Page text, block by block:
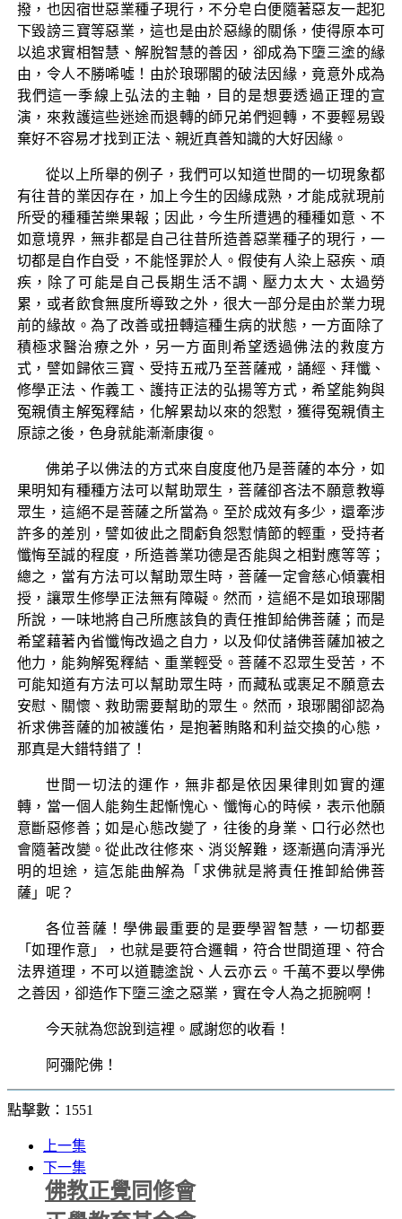
撥，也因宿世惡業種子現行，不分皂白便隨著惡友一起犯
下毀謗三寶等惡業，這也是由於惡緣的關係，使得原本可
以追求實相智慧、解脫智慧的善因，卻成為下墮三塗的緣
由，令人不勝唏噓！由於琅琊閣的破法因緣，竟意外成為
我們這一季線上弘法的主軸，目的是想要透過正理的宣
演，來救護這些迷途而退轉的師兄弟們迴轉，不要輕易毀
棄好不容易才找到正法、親近真善知識的大好因緣。
從以上所舉的例子，我們可以知道世間的一切現象都
有往昔的業因存在，加上今生的因緣成熟，才能成就現前
所受的種種苦樂果報；因此，今生所遭遇的種種如意、不
如意境界，無非都是自己往昔所造善惡業種子的現行，一
切都是自作自受，不能怪罪於人。假使有人染上惡疾、頑
疾，除了可能是自己長期生活不調、壓力太大、太過勞
累，或者飲食無度所導致之外，很大一部分是由於業力現
前的緣故。為了改善或扭轉這種生病的狀態，一方面除了
積極求醫治療之外，另一方面則希望透過佛法的救度方
式，譬如歸依三寶、受持五戒乃至菩薩戒，誦經、拜懺、
修學正法、作義工、護持正法的弘揚等方式，希望能夠與
冤親債主解冤釋結，化解累劫以來的怨懟，獲得冤親債主
原諒之後，色身就能漸漸康復。
佛弟子以佛法的方式來自度度他乃是菩薩的本分，如
果明知有種種方法可以幫助眾生，菩薩卻吝法不願意教導
眾生，這絕不是菩薩之所當為。至於成效有多少，還牽涉
許多的差別，譬如彼此之間虧負怨懟情節的輕重，受持者
懺悔至誠的程度，所造善業功德是否能與之相對應等等；
總之，當有方法可以幫助眾生時，菩薩一定會慈心傾囊相
授，讓眾生修學正法無有障礙。然而，這絕不是如琅琊閣
所說，一味地將自己所應該負的責任推卸給佛菩薩；而是
希望藉著內省懺悔改過之自力，以及仰仗諸佛菩薩加被之
他力，能夠解冤釋結、重業輕受。菩薩不忍眾生受苦，不
可能知道有方法可以幫助眾生時，而藏私或裹足不願意去
安慰、關懷、救助需要幫助的眾生。然而，琅琊閣卻認為
祈求佛菩薩的加被護佑，是抱著賄賂和利益交換的心態，
那真是大錯特錯了！
世間一切法的運作，無非都是依因果律則如實的運
轉，當一個人能夠生起慚愧心、懺悔心的時候，表示他願
意斷惡修善；如是心態改變了，往後的身業、口行必然也
會隨著改變。從此改往修來、消災解難，逐漸邁向清淨光
明的坦途，這怎能曲解為「求佛就是將責任推卸給佛菩
薩」呢？
各位菩薩！學佛最重要的是要學習智慧，一切都要
「如理作意」，也就是要符合邏輯，符合世間道理、符合
法界道理，不可以道聽塗說、人云亦云。千萬不要以學佛
之善因，卻造作下墮三塗之惡業，實在令人為之扼腕啊！
今天就為您說到這裡。感謝您的收看！
阿彌陀佛！
點擊數：1551
上一集
下一集
佛教正覺同修會